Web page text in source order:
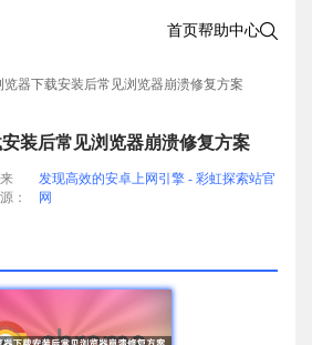
首页帮助中心
器下载安装后常见浏览器崩溃修复方案
装后常见浏览器崩溃修复方案
来
源：
发现高效的安卓上网引擎 - 彩虹探索站官
网